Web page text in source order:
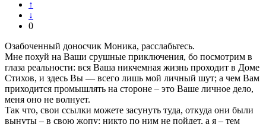
↑
↓
0
Озабоченный доносчик Моника, расслабьтесь.
Мне похуй на Ваши срушные приключения, бо посмотрим в
глаза реальности: вся Ваша никчемная жизнь проходит в Доме
Стихов, и здесь Вы — всего лишь мой личный шут; а чем Вам
приходится промышлять на стороне – это Ваше личное дело,
меня оно не волнует.
Так что, свои ссылки можете засунуть туда, откуда они были
вынуты – в свою жопу: никто по ним не пойдет, а я – тем